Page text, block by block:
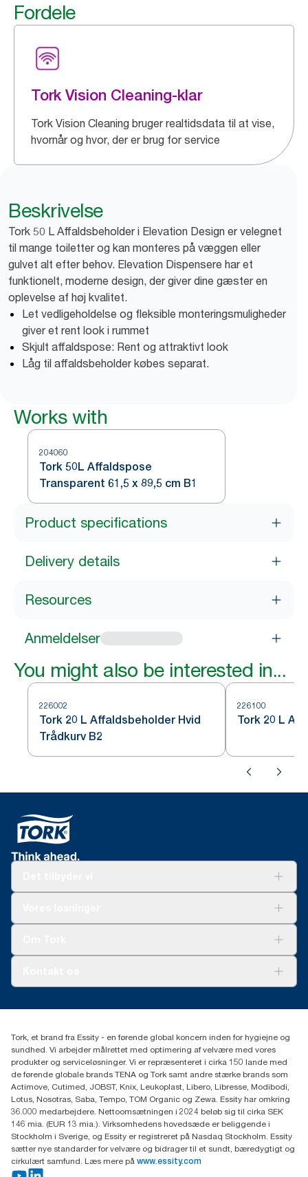
Fordele
Tork Vision Cleaning-klar
Tork Vision Cleaning bruger realtidsdata til at vise,
hvornår og hvor, der er brug for service
Beskrivelse
Tork 50 L Affaldsbeholder i Elevation Design er velegnet
til mange toiletter og kan monteres på væggen eller
gulvet alt efter behov. Elevation Dispensere har et
funktionelt, moderne design, der giver dine gæster en
oplevelse af høj kvalitet.
Let vedligeholdelse og fleksible monteringsmuligheder
giver et rent look i rummet
Skjult affaldspose: Rent og attraktivt look
Låg til affaldsbeholder købes separat.
Works with
204060
Tork 50L Affaldspose
Transparent 61,5 x 89,5 cm B1
Product specifications
Delivery details
Resources
Anmeldelser
You might also be interested in...
226002
Tork 20 L Affaldsbeholder Hvid
Trådkurv B2
226100
Tork 20 L
Smiley-rapport
(+45) 48 16 82 44
Professional Hygiene
Gydevang 33
DK-3450 Allerød
Tork, et brand fra Essity - en førende global koncern inden for hygiejne og
sundhed. Vi arbejder målrettet med optimering af velvære med vores
produkter og serviceløsninger. Vi er repræsenteret i cirka 150 lande med
de førende globale brands TENA og Tork samt andre stærke brands som
Actimove, Cutimed, JOBST, Knix, Leukoplast, Libero, Libresse, Modibodi,
Lotus, Nosotras, Saba, Tempo, TOM Organic og Zewa. Essity har omkring
36.000 medarbejdere. Nettoomsætningen i 2024 beløb sig til cirka SEK
146 mia. (EUR 13 mia.). Virksomhedens hovedsæde er beliggende i
Stockholm i Sverige, og Essity er registreret på Nasdaq Stockholm. Essity
sætter nye standarder for velvære og bidrager til et sundt, bæredygtigt og
cirkulært samfund. Læs mere på www.essity.com